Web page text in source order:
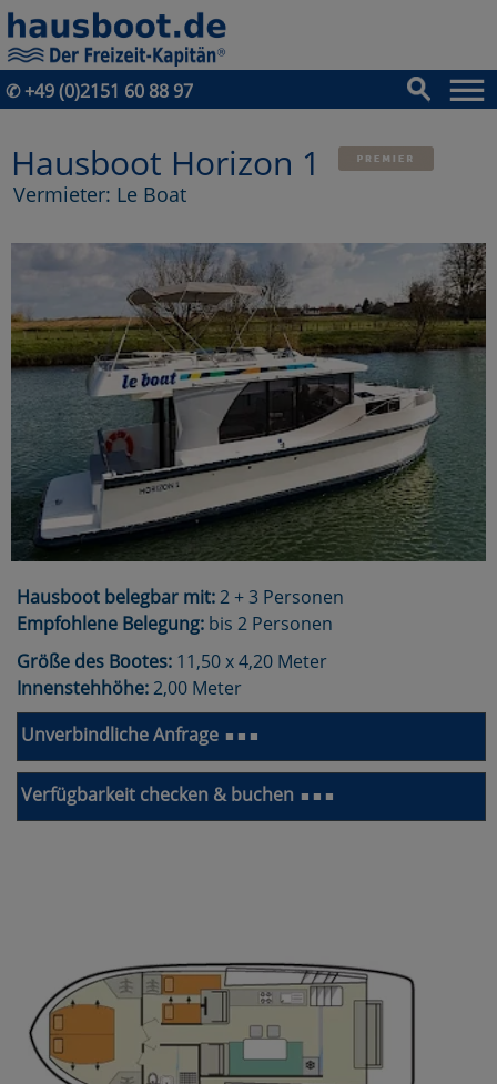
✆ +49 (0)2151 60 88 97
Hausboot Horizon 1
Vermieter: Le Boat
Hausboot belegbar mit:2 + 3 Personen
Empfohlene Belegung: bis 2 Personen
Größe des Bootes: 11,50 x 4,20 Meter
Innenstehhöhe:2,00 Meter
Unverbindliche Anfrage ■ ■ ■
Verfügbarkeit checken & buchen ■ ■ ■